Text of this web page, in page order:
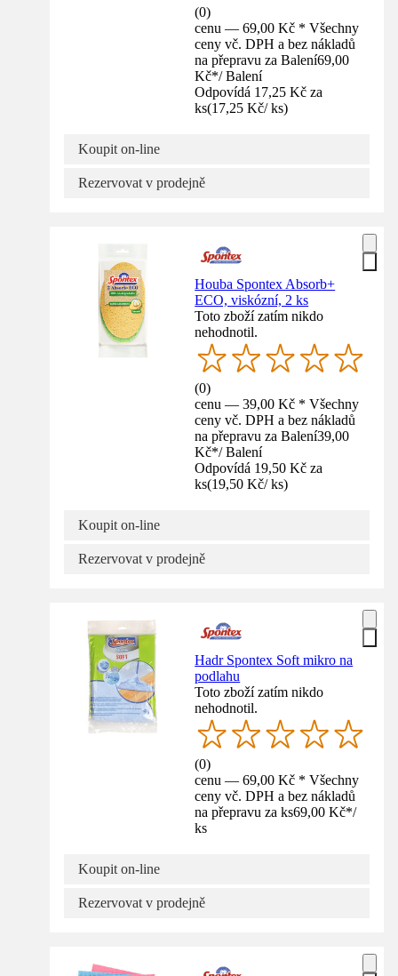
(0)
cenu — 69,00 Kč * Všechny
ceny vč. DPH a bez nákladů
na přepravu za Balení69,00
Kč*/ Balení
Odpovídá 17,25 Kč za
ks(17,25 Kč/ ks)
Koupit on-line
Rezervovat v prodejně
Houba Spontex Absorb+
ECO, viskózní, 2 ks
Toto zboží zatím nikdo
nehodnotil.
(0)
cenu — 39,00 Kč * Všechny
ceny vč. DPH a bez nákladů
na přepravu za Balení39,00
Kč*/ Balení
Odpovídá 19,50 Kč za
ks(19,50 Kč/ ks)
Koupit on-line
Rezervovat v prodejně
Hadr Spontex Soft mikro na
podlahu
Toto zboží zatím nikdo
nehodnotil.
(0)
cenu — 69,00 Kč * Všechny
ceny vč. DPH a bez nákladů
na přepravu za ks69,00 Kč*/
ks
Koupit on-line
Rezervovat v prodejně